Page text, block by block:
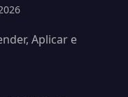
Aplicar e